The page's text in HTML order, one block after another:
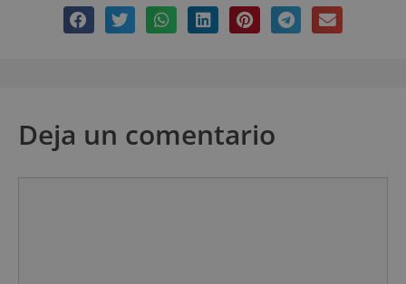
Deja un comentario